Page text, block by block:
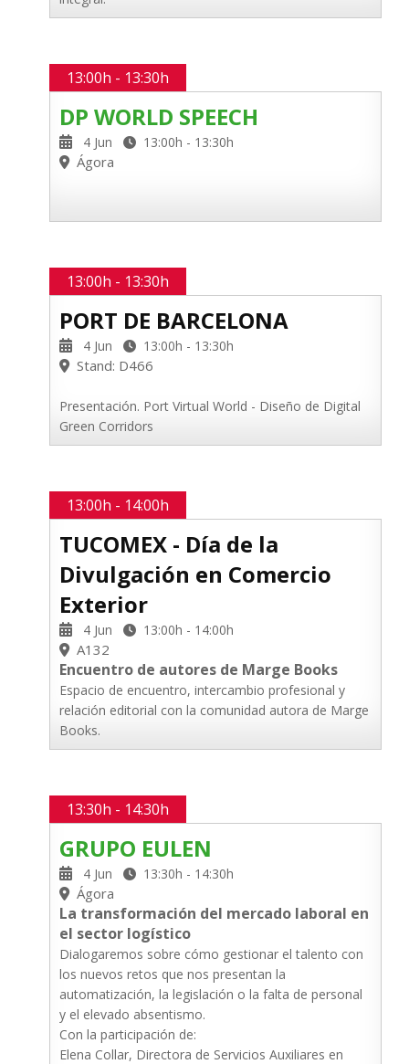
13:00h - 13:30h
DP WORLD SPEECH
4 Jun 13:00h - 13:30h
Ágora
13:00h - 13:30h
PORT DE BARCELONA
4 Jun 13:00h - 13:30h
Stand: D466
Presentación. Port Virtual World - Diseño de Digital
Green Corridors
13:00h - 14:00h
TUCOMEX - Día de la
Divulgación en Comercio
Exterior
4 Jun 13:00h - 14:00h
A132
Encuentro de autores de Marge Books
Espacio de encuentro, intercambio profesional y
relación editorial con la comunidad autora de Marge
Books.
13:30h - 14:30h
GRUPO EULEN
4 Jun 13:30h - 14:30h
Ágora
La transformación del mercado laboral en
el sector logístico
Dialogaremos sobre cómo gestionar el talento con
los nuevos retos que nos presentan la
automatización, la legislación o la falta de personal
y el elevado absentismo.
Con la participación de:
Elena Collar, Directora de Servicios Auxiliares en